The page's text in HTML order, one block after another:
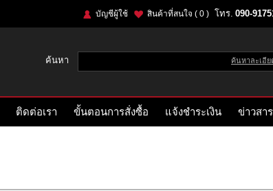
โทร. 090-
สินค้าที่สนใจ ( 0 )
บัญชีผู้ใช้
ค้นหา ค้นหาละเอีย
ติดต่อเรา ขั้นตอนการสั่งซื้อ แจ้งชำระเงิน ข่าวสาร